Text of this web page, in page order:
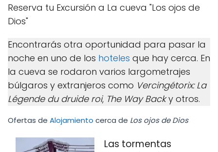
Reserva tu Excursión a La cueva "Los ojos de
Dios"
Encontrarás otra oportunidad para pasar la
noche en uno de los hoteles que hay cerca. En
la cueva se rodaron varios largometrajes
búlgaros y extranjeros como Vercingétorix: La
Légende du druide roi, The Way Backy otros.
Ofertas de Alojamiento cerca de Los ojos de Dios
Las tormentas